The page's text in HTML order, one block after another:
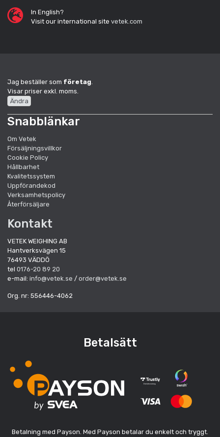
In English?
Visit our international site vetek.com
Jag beställer som företag
Visar priser exkl. moms.
Ändra
Snabblänkar
Om Vetek
Försäljningsvillkor
Cookie Policy
Hållbarhet
Kvalitetssystem
Uppförandekod
Verksamhetspolicy
Återförsäljare
Kontakt
VETEK WEIGHING AB
Hantverksvägen 15
76493 VÄDDÖ
tel 0176-20 89 20
e-mail: info@vetek.se / order@vetek.se
Org. nr: 556446-4062
Betalsätt
Betalning med Payson. Med Payson betalar du enkelt och tryggt.